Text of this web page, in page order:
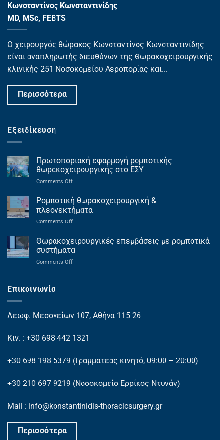
Κωνσταντίνος Κωνσταντινίδης
MD, MSc, FEBTS
Ο χειρουργός θώρακος Κωνσταντίνος Κωνσταντινίδης
είναι αναπληρωτής διευθύνων της Θωρακοχειρουργικής
κλινικής 251 Νοσοκομείου Αεροπορίας και...
Περισσότερα
Εξειδίκευση
Πρωτοποριακή εφαρμογή ρομποτικής
θωρακοχειρουργικής στο ΕΣΥ
Comments Offon
εφαρμογή
ρομποτικής
θωρακοχειρουργικής
στο
Ρομποτική θωρακοχειρουργική &
πλεονεκτήματα
Comments Offon
θωρακοχειρουργική
πλεονεκτήματα
Θωρακοχειρουργικές επεμβάσεις με ρομποτικά
συστήματα
Comments Offon
Επικοινωνία
Λεωφ. Μεσογείων 107, Αθήνα 115 26
Κιν. : +30 698 442 1321
+30 698 198 5379 (Γραμματεας κινητό, 09:00 – 20:00)
+30 210 697 9219 (Νοσοκομείο Ερρίκος Ντυνάν)
Mail : info@konstantinidis-thoracicsurgery.gr
Περισσότερα